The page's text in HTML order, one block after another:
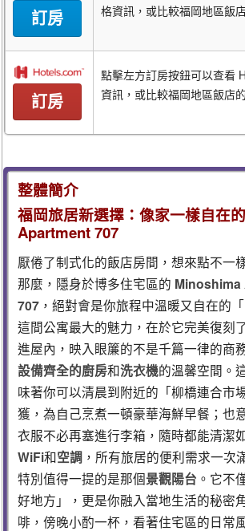
訂房
格資訊，或比較福岡地區飯
訂房
點擊左方訂房按鈕可以查看
資訊，或比較福岡地區飯店
整體簡介
福岡旅居新選擇：像家一樣自在
Apartment 707
厭倦了制式化的飯店房間，想來點不一
那麼，隱身於博多住宅區的
707，絕對會是你旅程中溫暖又自在的
這間公寓最大的魅力，在於它完美復刻
進屋內，映入眼簾的不是千篇一律的商
設備齊全的廚房和洗衣機的溫馨空間。
味著你可以清晨到附近的「柳橋連合市
獲，為自己烹煮一頓豪華海鮮早餐；也
衣服不必再塞進行李箱，隨時都能清潔
WiFi和空調，所有旅居的便利需求一次
特別值得一提的是那個景觀陽台 。它不
好地方」，更是你融入當地生活的秘密
啡，傍晚小酌一杯，看著住宅區的日常